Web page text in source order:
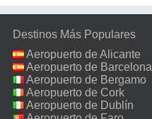
Destinos Más Populares
Aeropuerto de Alicante
Aeropuerto de Barcelona
Aeropuerto de Bergamo
Aeropuerto de Cork
Aeropuerto de Dublín